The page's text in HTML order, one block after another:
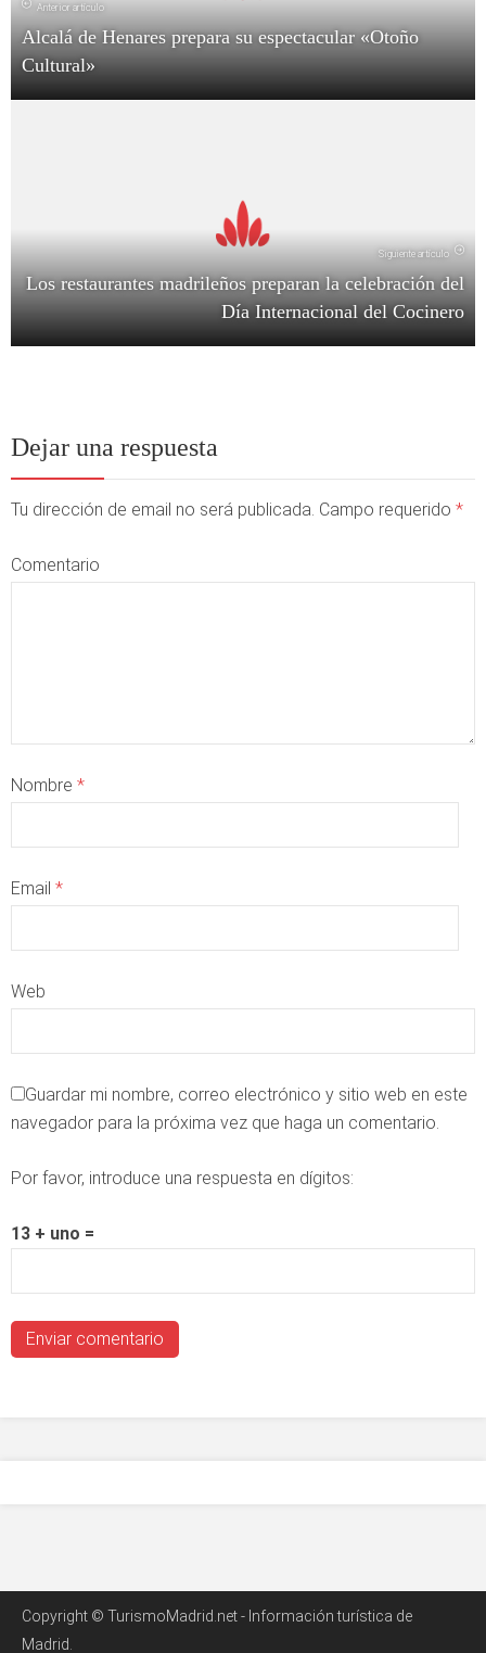
Anterior artículo
Alcalá de Henares prepara su espectacular «Otoño
Cultural»
Siguiente artículo
Los restaurantes madrileños preparan la celebración del
Día Internacional del Cocinero
Dejar una respuesta
Tu dirección de email no será publicada. Campo requerido *
Comentario
Nombre *
Email *
Web
Guardar mi nombre, correo electrónico y sitio web en este
navegador para la próxima vez que haga un comentario.
Por favor, introduce una respuesta en dígitos:
13 + uno =
Copyright © TurismoMadrid.net - Información turística de
Madrid.